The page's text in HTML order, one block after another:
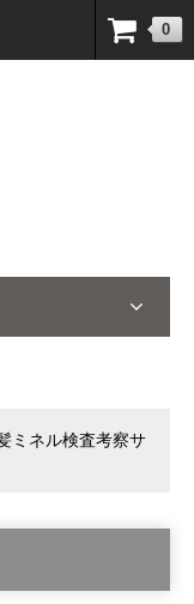
＆知識の豊富なナチュ
ッズをお届けします！
0
ミネル検査考察サ